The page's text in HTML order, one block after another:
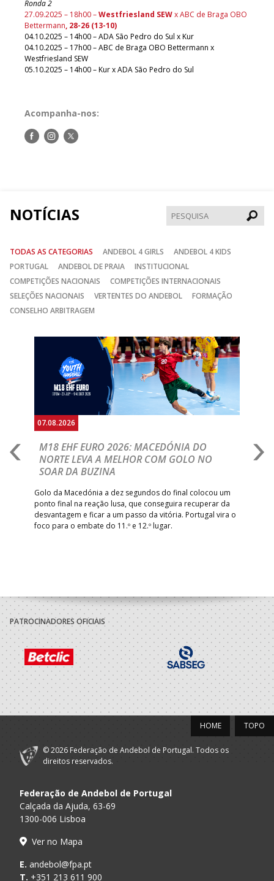
Ronda 2
27.09.2025 – 18h00 –Westfriesland SEWx ABC de Braga OBO
Bettermann, 28-26 (13-10)
04.10.2025 – 14h00 – ADA São Pedro do Sul x Kur
04.10.2025 – 17h00 – ABC de Braga OBO Bettermann x
Westfriesland SEW
05.10.2025 – 14h00 – Kur x ADA São Pedro do Sul
Acompanha-nos:
Siga-Siga-Siga-
NOTÍCIAS
TODAS AS CATEGORIAS ANDEBOL 4 GIRLS
ANDEBOL 4 KIDS
PORTUGAL
ANDEBOL DE PRAIA
INSTITUCIONAL
COMPETIÇÕES NACIONAIS
COMPETIÇÕES INTERNACIONAIS
SELEÇÕES NACIONAIS
VERTENTES DO ANDEBOL
FORMAÇÃO
CONSELHO ARBITRAGEM
07.08.2026
M18 EHF EURO 2026: MACEDÓNIA DO
NORTE LEVA A MELHOR COM GOLO NO
SOAR DA BUZINA
Golo da Macedónia a dez segundos do final colocou um
ponto final na reação lusa, que conseguira recuperar da
desvantagem e ficar a um passo da vitória. Portugal vira o
foco para o embate do 11.º e 12.º lugar.
PATROCINADORES OFICIAIS
TOPO
HOME
© 2026 Federação de Andebol de Portugal. Todos os
direitos reservados.
Federação de Andebol de Portugal
Calçada da Ajuda, 63-69
1300-006 Lisboa
Ver no Mapa
E. andebol@fpa.pt
T. +351 213 611 900